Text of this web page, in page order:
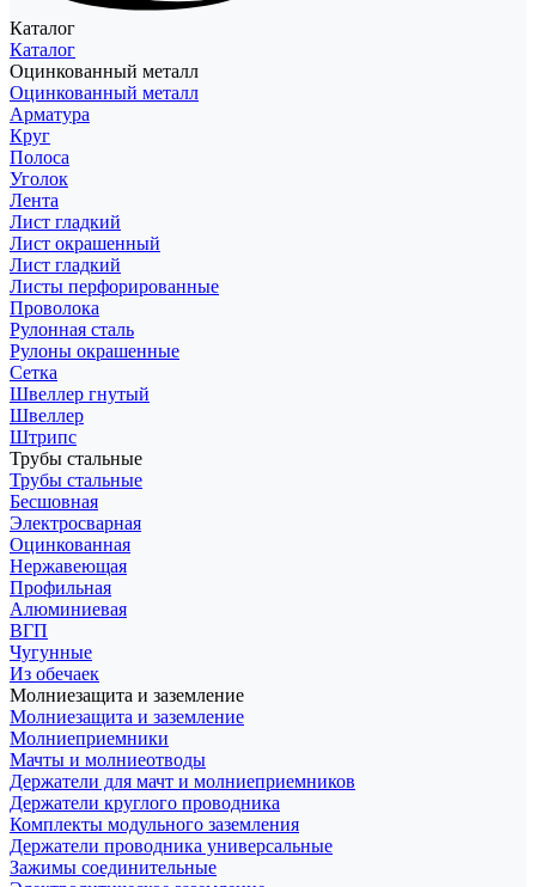
Каталог
Каталог
Оцинкованный металл
Оцинкованный металл
Арматура
Круг
Полоса
Уголок
Лента
Лист гладкий
Лист окрашенный
Лист гладкий
Листы перфорированные
Проволока
Рулонная сталь
Рулоны окрашенные
Сетка
Швеллер гнутый
Швеллер
Штрипс
Трубы стальные
Трубы стальные
Бесшовная
Электросварная
Оцинкованная
Нержавеющая
Профильная
Алюминиевая
ВГП
Чугунные
Из обечаек
Молниезащита и заземление
Молниезащита и заземление
Молниеприемники
Мачты и молниеотводы
Держатели для мачт и молниеприемников
Держатели круглого проводника
Комплекты модульного заземления
Держатели проводника универсальные
Зажимы соединительные